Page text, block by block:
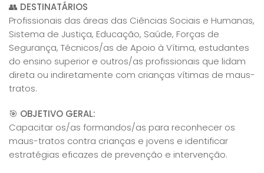
👥 DESTINATÁRIOS
Profissionais das áreas das Ciências Sociais e Humanas,
Sistema de Justiça, Educação, Saúde, Forças de
Segurança, Técnicos/as de Apoio à Vítima, estudantes
do ensino superior e outros/as profissionais que lidam
direta ou indiretamente com crianças vítimas de maus-
tratos.
🎯 OBJETIVO GERAL:
Capacitar os/as formandos/as para reconhecer os
maus-tratos contra crianças e jovens e identificar
estratégias eficazes de prevenção e intervenção.